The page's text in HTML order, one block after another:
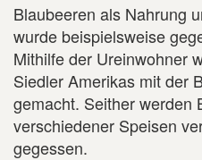
Blaubeeren als Nahrung
wurde beispielsweise
Mithilfe der Ureinwohner
Siedler Amerikas mit der
gemacht. Seither werden
verschiedener Speisen
gegessen.